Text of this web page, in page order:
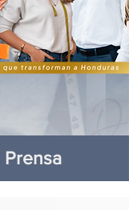
Prensa